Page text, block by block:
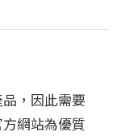
，因此需要
網站為優質